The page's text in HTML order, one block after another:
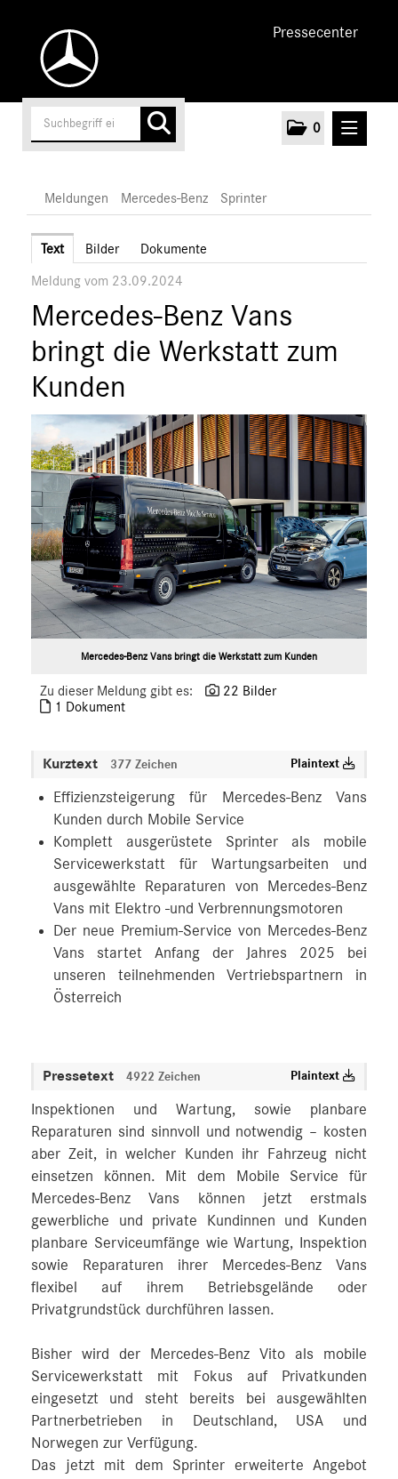
Pressecenter
0
Unternehmen
Cars
Vans
Citan
Vito
X-Klasse
Sprinter
eVito
EQV
V-Klasse
VLE
EQ
Marken & Produkte
ÜBER UNS
Meldungen Mercedes-Benz Sprinter
Text Bilder Dokumente
Meldung vom 23.09.2024
Mercedes-Benz Vans
bringt die Werkstatt zum
Kunden
Mercedes-Benz Vans bringt die Werkstatt zum Kunden
Zu dieser Meldung gibt es:
22 Bilder
1 Dokument
Kurztext 377 Zeichen Plaintext
Effizienzsteigerung für Mercedes-Benz Vans
Kunden durch Mobile Service
Komplett ausgerüstete Sprinter als mobile
Servicewerkstatt für Wartungsarbeiten und
ausgewählte Reparaturen von Mercedes-Benz
Vans mit Elektro -und Verbrennungsmotoren
Der neue Premium-Service von Mercedes-Benz
Vans startet Anfang der Jahres 2025 bei
unseren teilnehmenden Vertriebspartnern in
Österreich
Pressetext 4922 Zeichen Plaintext
Inspektionen und Wartung, sowie planbare
Reparaturen sind sinnvoll und notwendig – kosten
aber Zeit, in welcher Kunden ihr Fahrzeug nicht
einsetzen können. Mit dem Mobile Service für
Mercedes‑Benz Vans können jetzt erstmals
gewerbliche und private Kundinnen und Kunden
planbare Serviceumfänge wie Wartung, Inspektion
sowie Reparaturen ihrer Mercedes-Benz Vans
flexibel auf ihrem Betriebsgelände oder
Privatgrundstück durchführen lassen.
Bisher wird der Mercedes‑Benz Vito als mobile
Servicewerkstatt mit Fokus auf Privatkunden
eingesetzt und steht bereits bei ausgewählten
Partnerbetrieben in Deutschland, USA und
Norwegen zur Verfügung.
Das jetzt mit dem Sprinter erweiterte Angebot